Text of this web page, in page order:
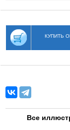
КУПИТЬ
Все